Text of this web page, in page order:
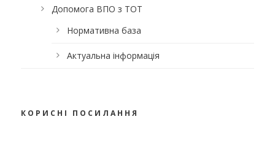
Допомога ВПО з ТОТ
Нормативна база
Актуальна інформація
КОРИСНІ ПОСИЛАННЯ